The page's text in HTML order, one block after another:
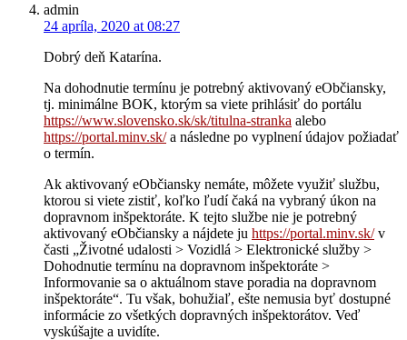
admin
24 apríla, 2020 at 08:27
Dobrý deň Katarína.
Na dohodnutie termínu je potrebný aktivovaný eObčiansky,
tj. minimálne BOK, ktorým sa viete prihlásiť do portálu
https://www.slovensko.sk/sk/titulna-stranka alebo
https://portal.minv.sk/a následne po vyplnení údajov požiadať
o termín.
Ak aktivovaný eObčiansky nemáte, môžete využiť službu,
ktorou si viete zistiť, koľko ľudí čaká na vybraný úkon na
dopravnom inšpektoráte. K tejto službe nie je potrebný
aktivovaný eObčiansky a nájdete ju https://portal.minv.sk/v
časti „Životné udalosti > Vozidlá > Elektronické služby >
Dohodnutie termínu na dopravnom inšpektoráte >
Informovanie sa o aktuálnom stave poradia na dopravnom
inšpektoráte“. Tu však, bohužiaľ, ešte nemusia byť dostupné
informácie zo všetkých dopravných inšpektorátov. Veď
vyskúšajte a uvidíte.